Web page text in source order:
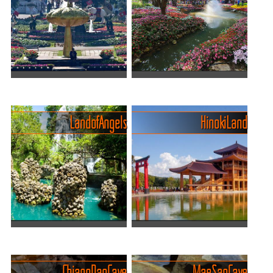
willst Natur abseits der
Touristenströme? Dann sind
Mae Wang und Ob Luang
genau dein Ding. Hier ...
vom Nachbarn kommt und
das Leben noch so langsam
fließt wie der Dorfbach. Nur
eine Stunde von Chiang...
Juwel
Der Ratchapruek Royal Park
in Chiang Mai, Thailand, ist
ein atemberaubender
botanischer Garten, der
Besucher mit seiner
üppigen Schönheit und
Vielfalt...
Stadtflucht gefällig? Dann
ab in Chiang Mais grüne
Pause-Taste! Der Chaloem
Phrakiat Park, ist eine grüne
Oase an der geschäftigen
Stadt Chiang Mai i...
Stell dir vor, du befindest
Land of Angels
Park
Hinoki Land